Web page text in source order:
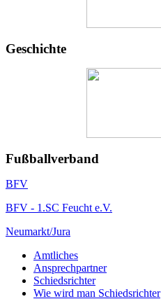
Geschichte
Fußballverband
BFV
BFV - 1.SC Feucht e.V.
Neumarkt/Jura
Amtliches
Ansprechpartner
Schiedsrichter
Wie wird man Schiedsrichter